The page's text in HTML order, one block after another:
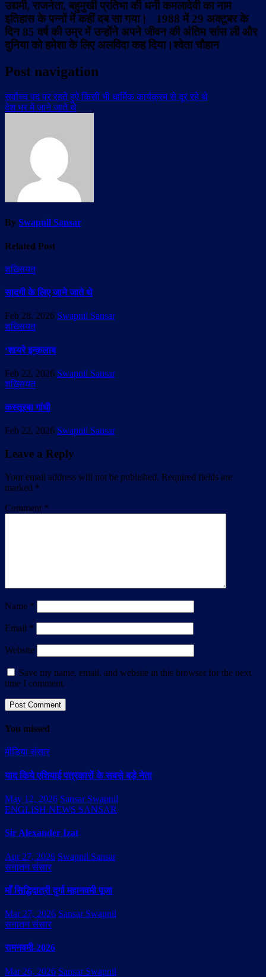
उद्यमी, राजनेता, बहुमुखी प्रतिभा की धनी कमलादेवी का नाम
इतिहास के पन्नों में कहीं दब सा गया। 1988 में 29 अक्टूबर के
दिन 85 वर्ष की उम्र में उन्होंने अपने जीवन की अंतिम सांस ली और
दुनिया को हमेशा के लिए अलविदा कह दिया।श्वेता चौहान
Post navigation
सर्वोच्च पद पर रहते हुऐ किसी भी धार्मिक कार्यक्रम से दूर रहे थे
देश भर में जाने जाते थे
By Swapnil Sansar
Related Post
शख़्सियत
सादगी के लिए जाने जाते थे
Feb 28, 2026 Swapnil Sansar
शख़्सियत
‘शायरे इन्क़लाब
Feb 22, 2026 Swapnil Sansar
शख़्सियत
कस्तूरबा गांधी
Feb 22, 2026 Swapnil Sansar
Leave a Reply
Your email address will not be published. Required fields are
marked *
Comment *
Name *
Email *
Website
Save my name, email, and website in this browser for the next
time I comment.
You missed
मीडिया संसार
याद किये एशियाई पत्रकारों के सबसे बड़े नेता
May 12, 2026 Sansar Swapnil
ENGLISH NEWS SANSAR
Sir Alexander Izat
Apr 27, 2026 Swapnil Sansar
सनातन संसार
माँ सिद्धिदात्री दुर्गा महानवमी पूजा
Mar 27, 2026 Sansar Swapnil
सनातन संसार
रामनवमी-2026
Mar 26, 2026 Sansar Swapnil